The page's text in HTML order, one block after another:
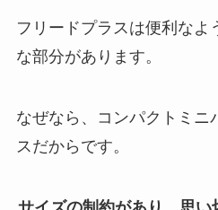
フリードプラスは便利なよ
な部分があります。
なぜなら、コンパクトミニ
スだからです。